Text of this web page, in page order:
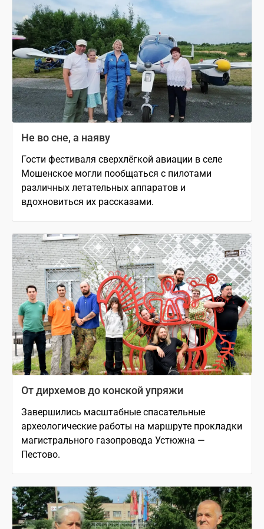
Не во сне, а наяву
Гости фестиваля сверхлёгкой авиации в селе
Мошенское могли пообщаться с пилотами
различных летательных аппаратов и
вдохновиться их рассказами.
От дирхемов до конской упряжи
Завершились масштабные спасательные
археологические работы на маршруте прокладки
магистрального газопровода Устюжна —
Пестово.